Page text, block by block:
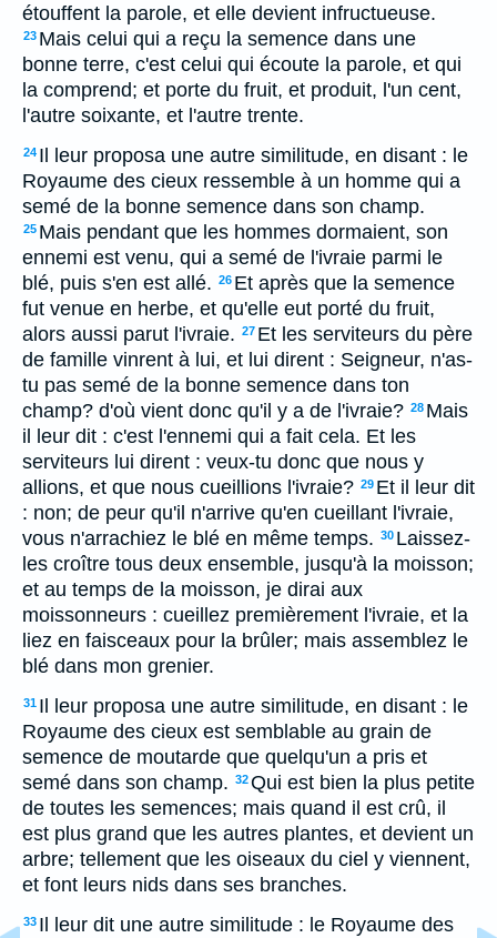
étouffent la parole, et elle devient infructueuse.
23 Mais celui qui a reçu la semence dans une
bonne terre, c'est celui qui écoute la parole, et qui
la comprend; et porte du fruit, et produit, l'un cent,
l'autre soixante, et l'autre trente.
24 Il leur proposa une autre similitude, en disant : le
Royaume des cieux ressemble à un homme qui a
semé de la bonne semence dans son champ.
25 Mais pendant que les hommes dormaient, son
ennemi est venu, qui a semé de l'ivraie parmi le
blé, puis s'en est allé. 26 Et après que la semence
fut venue en herbe, et qu'elle eut porté du fruit,
alors aussi parut l'ivraie. 27 Et les serviteurs du père
de famille vinrent à lui, et lui dirent : Seigneur, n'as-
tu pas semé de la bonne semence dans ton
champ? d'où vient donc qu'il y a de l'ivraie? 28 Mais
il leur dit : c'est l'ennemi qui a fait cela. Et les
serviteurs lui dirent : veux-tu donc que nous y
allions, et que nous cueillions l'ivraie? 29 Et il leur dit
: non; de peur qu'il n'arrive qu'en cueillant l'ivraie,
vous n'arrachiez le blé en même temps. 30 Laissez-
les croître tous deux ensemble, jusqu'à la moisson;
et au temps de la moisson, je dirai aux
moissonneurs : cueillez premièrement l'ivraie, et la
liez en faisceaux pour la brûler; mais assemblez le
blé dans mon grenier.
31 Il leur proposa une autre similitude, en disant : le
Royaume des cieux est semblable au grain de
semence de moutarde que quelqu'un a pris et
semé dans son champ. 32Qui est bien la plus petite
de toutes les semences; mais quand il est crû, il
est plus grand que les autres plantes, et devient un
arbre; tellement que les oiseaux du ciel y viennent,
et font leurs nids dans ses branches.
33 Il leur dit une autre similitude : le Royaume des